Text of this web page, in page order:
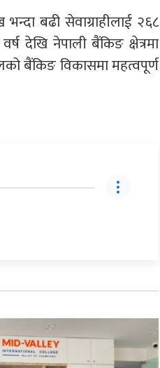
बढी सेवाग्राहीलाई २६८
देखि नेपाली बैंकिङ क्षेत्रमा
बैंकिङ विकासमा महत्वपूर्ण